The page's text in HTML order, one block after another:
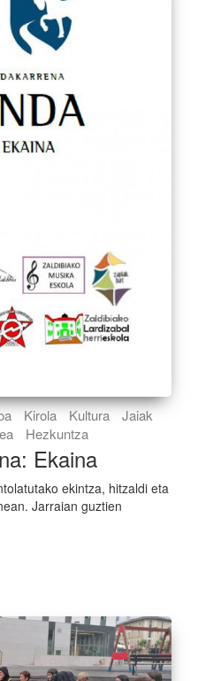
Kirola Kultura
Jaiak
Hezkuntza
Ekaina
ekintza, hitzaldi eta
Jarraian guztien